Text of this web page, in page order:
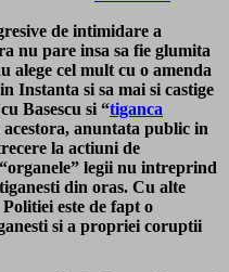
de intimidare a
nu pare insa sa fie glumita
alege cel mult cu o amenda
Instanta si sa mai si castige
Basescu si “tiganca
anuntata public in
la actiuni de
legii nu intreprind
din oras. Cu alte
este de fapt o
si a propriei coruptii